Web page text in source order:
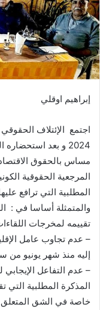
إبراهيم اوقلي
2024 و بعد
مساس بالحقوق
المرجعية الحقوقية
المطلبية التي ترافع
والمتمثلة أساسا في :
تقييمه لمخرجات
– عدم تجاوب عامل
إليه منذ شهر يونيو من سنة
– عدم التفاعل الإيجابي
خاصة في الشق المتعلق